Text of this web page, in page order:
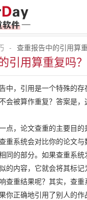
- 查重报告中的引用算
引用算重复吗？
中，引用是一个特殊的
会被算作重复？答案是，
点，论文查重的主要目
重系统会对比你的论文与
同的部分。如果查重系
的内容，它就会将其标记
查重结果呢？其实，查
你正确地引用了别人的作